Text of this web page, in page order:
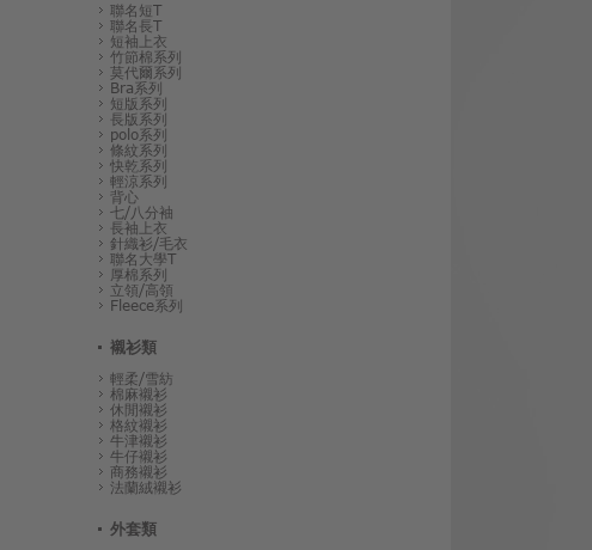
聯名短T
聯名長T
短袖上衣
竹節棉系列
莫代爾系列
Bra系列
短版系列
長版系列
polo系列
條紋系列
快乾系列
輕涼系列
背心
七/八分袖
長袖上衣
針織衫/毛衣
聯名大學T
厚棉系列
立領/高領
Fleece系列
襯衫類
輕柔/雪紡
棉麻襯衫
休閒襯衫
格紋襯衫
牛津襯衫
牛仔襯衫
商務襯衫
法蘭絨襯衫
外套類